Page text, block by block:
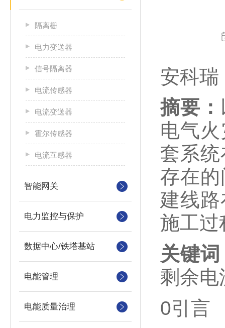
隔离栅
电力变送器
信号隔离器
电流传感器
电流变送器
霍尔传感器
电流互感器
智能网关
电力监控与保护
数据中心/铁塔基站
电能管理
电能质量治理
安科瑞
摘要：
电气
套系
存在
建线
施工过
关键
剩余电
0引言